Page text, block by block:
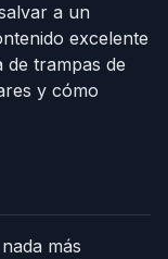
a un
excelente
de trampas de
y cómo
más